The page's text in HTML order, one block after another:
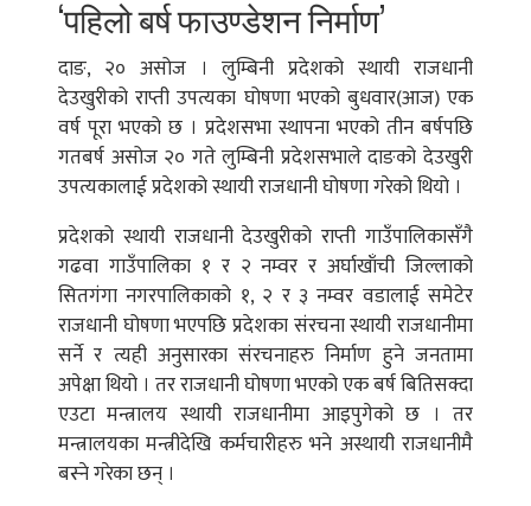
‘पहिलो बर्ष फाउण्डेशन निर्माण’
दाङ, २० असोज । लुम्बिनी प्रदेशको स्थायी राजधानी
देउखुरीको राप्ती उपत्यका घोषणा भएको बुधवार(आज) एक
वर्ष पूरा भएको छ । प्रदेशसभा स्थापना भएको तीन बर्षपछि
गतबर्ष असोज २० गते लुम्बिनी प्रदेशसभाले दाङको देउखुरी
उपत्यकालाई प्रदेशको स्थायी राजधानी घोषणा गरेको थियो ।
प्रदेशको स्थायी राजधानी देउखुरीको राप्ती गाउँपालिकासँगै
गढवा गाउँपालिका १ र २ नम्वर र अर्घाखाँची जिल्लाको
सितगंगा नगरपालिकाको १, २ र ३ नम्वर वडालाई समेटेर
राजधानी घोषणा भएपछि प्रदेशका संरचना स्थायी राजधानीमा
सर्ने र त्यही अनुसारका संरचनाहरु निर्माण हुने जनतामा
अपेक्षा थियो । तर राजधानी घोषणा भएको एक बर्ष बितिसक्दा
एउटा मन्त्रालय स्थायी राजधानीमा आइपुगेको छ । तर
मन्त्रालयका मन्त्रीदेखि कर्मचारीहरु भने अस्थायी राजधानीमै
बस्ने गरेका छन् ।